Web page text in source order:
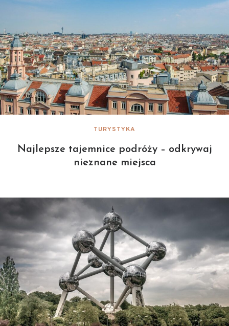
TURYSTYKA
Najlepsze tajemnice podróży – odkrywaj
nieznane miejsca